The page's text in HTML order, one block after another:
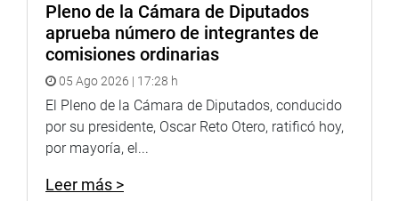
Pleno de la Cámara de Diputados
aprueba número de integrantes de
comisiones ordinarias
05 Ago 2026 | 17:28 h
El Pleno de la Cámara de Diputados, conducido
por su presidente, Oscar Reto Otero, ratificó hoy,
por mayoría, el...
Leer más >